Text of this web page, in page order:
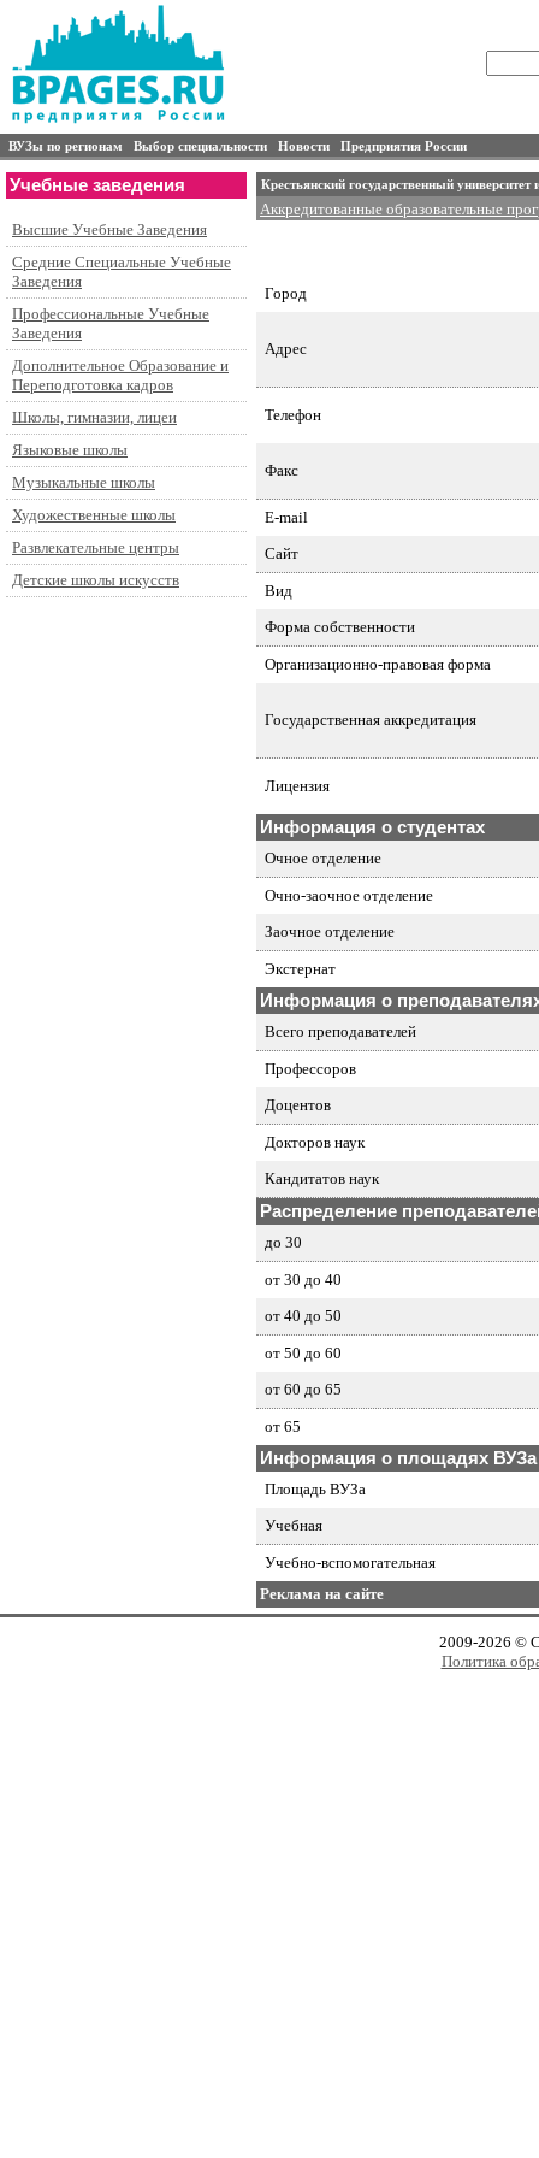
ВУЗы по регионам Выбор специальности Новости Предприятия России
Учебные заведения
Высшие Учебные Заведения
Средние Специальные Учебные
Заведения
Профессиональные Учебные
Заведения
Дополнительное Образование и
Переподготовка кадров
Школы, гимназии, лицеи
Языковые школы
Музыкальные школы
Художественные школы
Развлекательные центры
Детские школы искусств
Крестьянский государственный
Аккредитованные образовательные
Город
Адрес
Телефон
Факс
E-mail
Сайт
Вид
Форма собственности
Организационно-правовая форма
Государственная аккредитация
Лицензия
Информация о студентах
Очное отделение
Очно-заочное отделение
Заочное отделение
Экстернат
Информация о
Всего преподавателей
Профессоров
Доцентов
Докторов наук
Кандитатов наук
Распределение
до 30
от 30 до 40
от 40 до 50
от 50 до 60
от 60 до 65
от 65
Информация о площадях ВУЗа
Площадь ВУЗа
Учебная
Учебно-вспомогательная
Реклама на сайте
2009-2026 ©
Политика